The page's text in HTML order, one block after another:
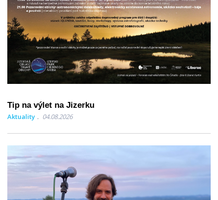
Tip na výlet na Jizerku
Aktuality 04.08.2026